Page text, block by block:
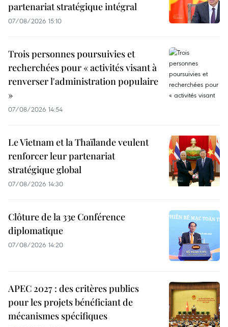
partenariat stratégique intégral
07/08/2026 15:10
Trois personnes poursuivies et
recherchées pour « activités visant à
renverser l'administration populaire
»
07/08/2026 14:54
Le Vietnam et la Thaïlande veulent
renforcer leur partenariat
stratégique global
07/08/2026 14:30
Clôture de la 33e Conférence
diplomatique
07/08/2026 14:20
APEC 2027 : des critères publics
pour les projets bénéficiant de
mécanismes spécifiques